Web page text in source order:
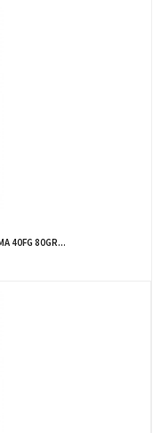
40FG 80GR...